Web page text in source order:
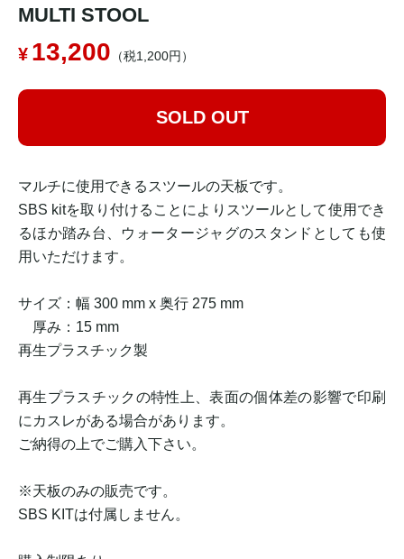
MULTI STOOL
13,200 （税1,200円）
SOLD OUT
マルチに使用できるスツールの天板です。
SBS kitを取り付けることによりスツールとして使用でき
るほか踏み台、ウォータージャグのスタンドとしても使
用いただけます。
サイズ：幅 300 mm x 奥行 275 mm
厚み：15 mm
再生プラスチック製
再生プラスチックの特性上、表面の個体差の影響で印刷
にカスレがある場合があります。
ご納得の上でご購入下さい。
※天板のみの販売です。
SBS KITは付属しません。